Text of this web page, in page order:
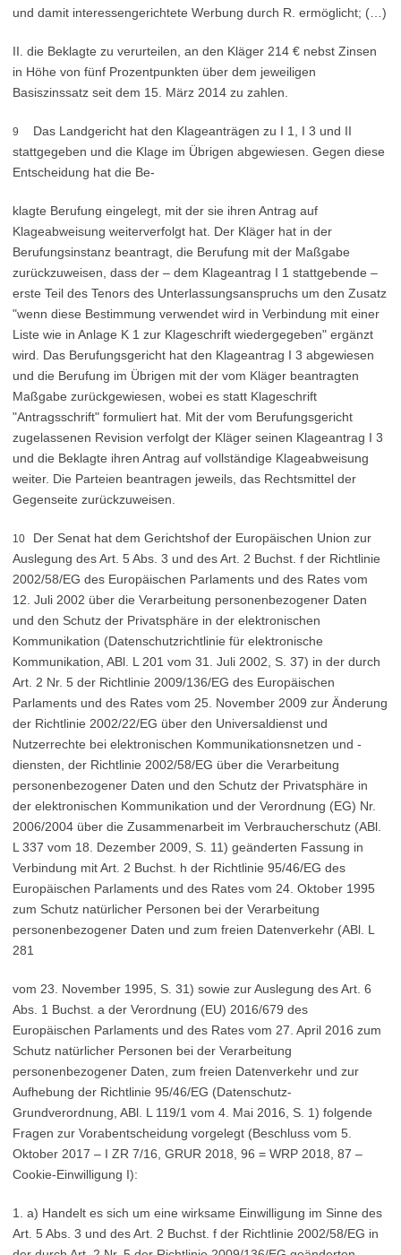
und damit interessengerichtete Werbung durch R. ermöglicht; (…)
II. die Beklagte zu verurteilen, an den Kläger 214 € nebst Zinsen
in Höhe von fünf Prozentpunkten über dem jeweiligen
Basiszinssatz seit dem 15. März 2014 zu zahlen.
9
Das Landgericht hat den Klageanträgen zu I 1, I 3 und II
stattgegeben und die Klage im Übrigen abgewiesen. Gegen diese
Entscheidung hat die Be-
klagte Berufung eingelegt, mit der sie ihren Antrag auf
Klageabweisung weiterverfolgt hat. Der Kläger hat in der
Berufungsinstanz beantragt, die Berufung mit der Maßgabe
zurückzuweisen, dass der – dem Klageantrag I 1 stattgebende –
erste Teil des Tenors des Unterlassungsanspruchs um den Zusatz
"wenn diese Bestimmung verwendet wird in Verbindung mit einer
Liste wie in Anlage K 1 zur Klageschrift wiedergegeben" ergänzt
wird. Das Berufungsgericht hat den Klageantrag I 3 abgewiesen
und die Berufung im Übrigen mit der vom Kläger beantragten
Maßgabe zurückgewiesen, wobei es statt Klageschrift
"Antragsschrift" formuliert hat. Mit der vom Berufungsgericht
zugelassenen Revision verfolgt der Kläger seinen Klageantrag I 3
und die Beklagte ihren Antrag auf vollständige Klageabweisung
weiter. Die Parteien beantragen jeweils, das Rechtsmittel der
Gegenseite zurückzuweisen.
10
Der Senat hat dem Gerichtshof der Europäischen Union zur
Auslegung des Art. 5 Abs. 3 und des Art. 2 Buchst. f der Richtlinie
2002/58/EG des Europäischen Parlaments und des Rates vom
12. Juli 2002 über die Verarbeitung personenbezogener Daten
und den Schutz der Privatsphäre in der elektronischen
Kommunikation (Datenschutzrichtlinie für elektronische
Kommunikation, ABl. L 201 vom 31. Juli 2002, S. 37) in der durch
Art. 2 Nr. 5 der Richtlinie 2009/136/EG des Europäischen
Parlaments und des Rates vom 25. November 2009 zur Änderung
der Richtlinie 2002/22/EG über den Universaldienst und
Nutzerrechte bei elektronischen Kommunikationsnetzen und -
diensten, der Richtlinie 2002/58/EG über die Verarbeitung
personenbezogener Daten und den Schutz der Privatsphäre in
der elektronischen Kommunikation und der Verordnung (EG) Nr.
2006/2004 über die Zusammenarbeit im Verbraucherschutz (ABl.
L 337 vom 18. Dezember 2009, S. 11) geänderten Fassung in
Verbindung mit Art. 2 Buchst. h der Richtlinie 95/46/EG des
Europäischen Parlaments und des Rates vom 24. Oktober 1995
zum Schutz natürlicher Personen bei der Verarbeitung
personenbezogener Daten und zum freien Datenverkehr (ABl. L
281
vom 23. November 1995, S. 31) sowie zur Auslegung des Art. 6
Abs. 1 Buchst. a der Verordnung (EU) 2016/679 des
Europäischen Parlaments und des Rates vom 27. April 2016 zum
Schutz natürlicher Personen bei der Verarbeitung
personenbezogener Daten, zum freien Datenverkehr und zur
Aufhebung der Richtlinie 95/46/EG (Datenschutz-
Grundverordnung, ABl. L 119/1 vom 4. Mai 2016, S. 1) folgende
Fragen zur Vorabentscheidung vorgelegt (Beschluss vom 5.
Oktober 2017 – I ZR 7/16, GRUR 2018, 96 = WRP 2018, 87 –
Cookie-Einwilligung I):
1. a) Handelt es sich um eine wirksame Einwilligung im Sinne des
Art. 5 Abs. 3 und des Art. 2 Buchst. f der Richtlinie 2002/58/EG in